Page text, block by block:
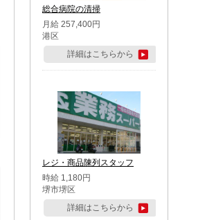
総合病院の清掃
月給 257,400円
港区
詳細はこちらから
レジ・商品陳列スタッフ
時給 1,180円
堺市堺区
詳細はこちらから